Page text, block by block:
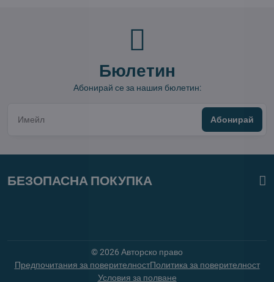
Бюлетин
Абонирай се за нашия бюлетин:
Абонирай
БЕЗОПАСНА ПОКУПКА
©2026 Авторско право
Предпочитания за поверителностПолитика за поверителност
Условия за полване